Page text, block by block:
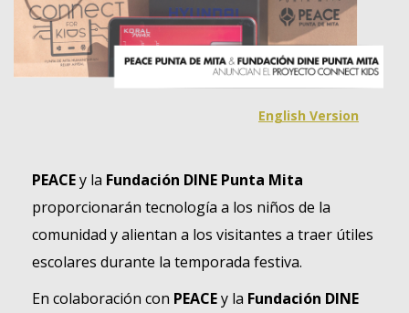
English Version
PEACEy la Fundación DINE Punta Mita
proporcionarán tecnología a los niños de la
comunidad y alientan a los visitantes a traer útiles
escolares durante la temporada festiva.
En colaboración con PEACEy la Fundación DINE